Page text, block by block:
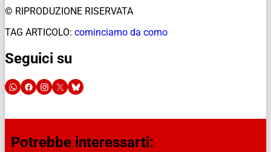
© RIPRODUZIONE RISERVATA
TAG ARTICOLO: cominciamo da como
Seguici su
Potrebbe interessarti: